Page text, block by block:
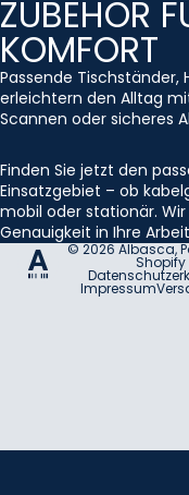
ZUBEHÖR
KOMFORT
Passende
erleichtern den Alltag
Scannen oder sicheres
Finden Sie jetzt den
Einsatzgebiet – ob
mobil oder stationär.
Genauigkeit in Ihre
© 2026Albasca,
Shopify
Impressum